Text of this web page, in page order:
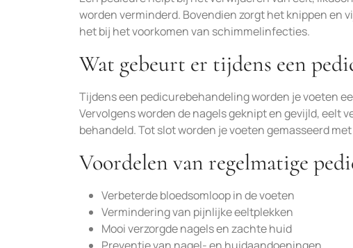
worden verminderd. Bovendien zorgt het knippen en
het bij het voorkomen van schimmelinfecties.
Wat gebeurt er tijdens een
Tijdens een pedicurebehandeling worden je voeten
Vervolgens worden de nagels geknipt en gevijld, eelt
behandeld. Tot slot worden je voeten gemasseerd
Voordelen van regelmatige
Verbeterde bloedsomloop in de voeten
Vermindering van pijnlijke eeltplekken
Mooi verzorgde nagels en zachte huid